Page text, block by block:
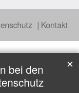
Kontakt
bei den
✕